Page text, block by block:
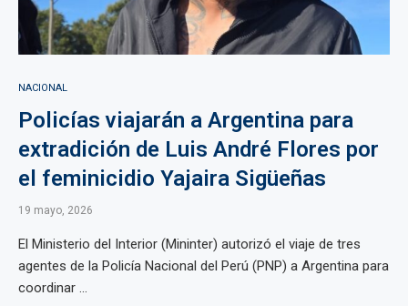
NACIONAL
Policías viajarán a Argentina para
extradición de Luis André Flores por
el feminicidio Yajaira Sigüeñas
19 mayo, 2026
El Ministerio del Interior (Mininter) autorizó el viaje de tres
agentes de la Policía Nacional del Perú (PNP) a Argentina para
coordinar ...